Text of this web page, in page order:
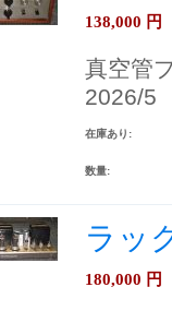
138,000 円
真空管
2026/5
在庫あり:
数量:
ラッ
180,000 円